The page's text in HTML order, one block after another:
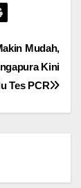
Mudah,
Kini
Tes PCR